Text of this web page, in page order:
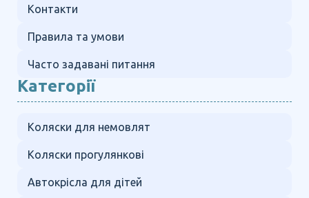
Контакти
Правила та умови
Часто задавані питання
Категорії
Коляски для немовлят
Коляски прогулянкові
Автокрісла для дітей